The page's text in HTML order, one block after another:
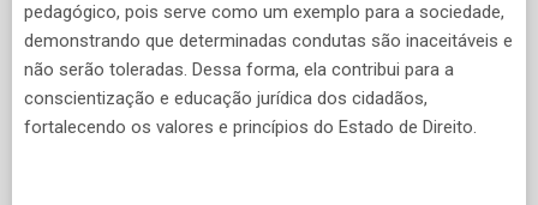
pedagógico, pois serve como um exemplo para a sociedade,
demonstrando que determinadas condutas são inaceitáveis e
não serão toleradas. Dessa forma, ela contribui para a
conscientização e educação jurídica dos cidadãos,
fortalecendo os valores e princípios do Estado de Direito.